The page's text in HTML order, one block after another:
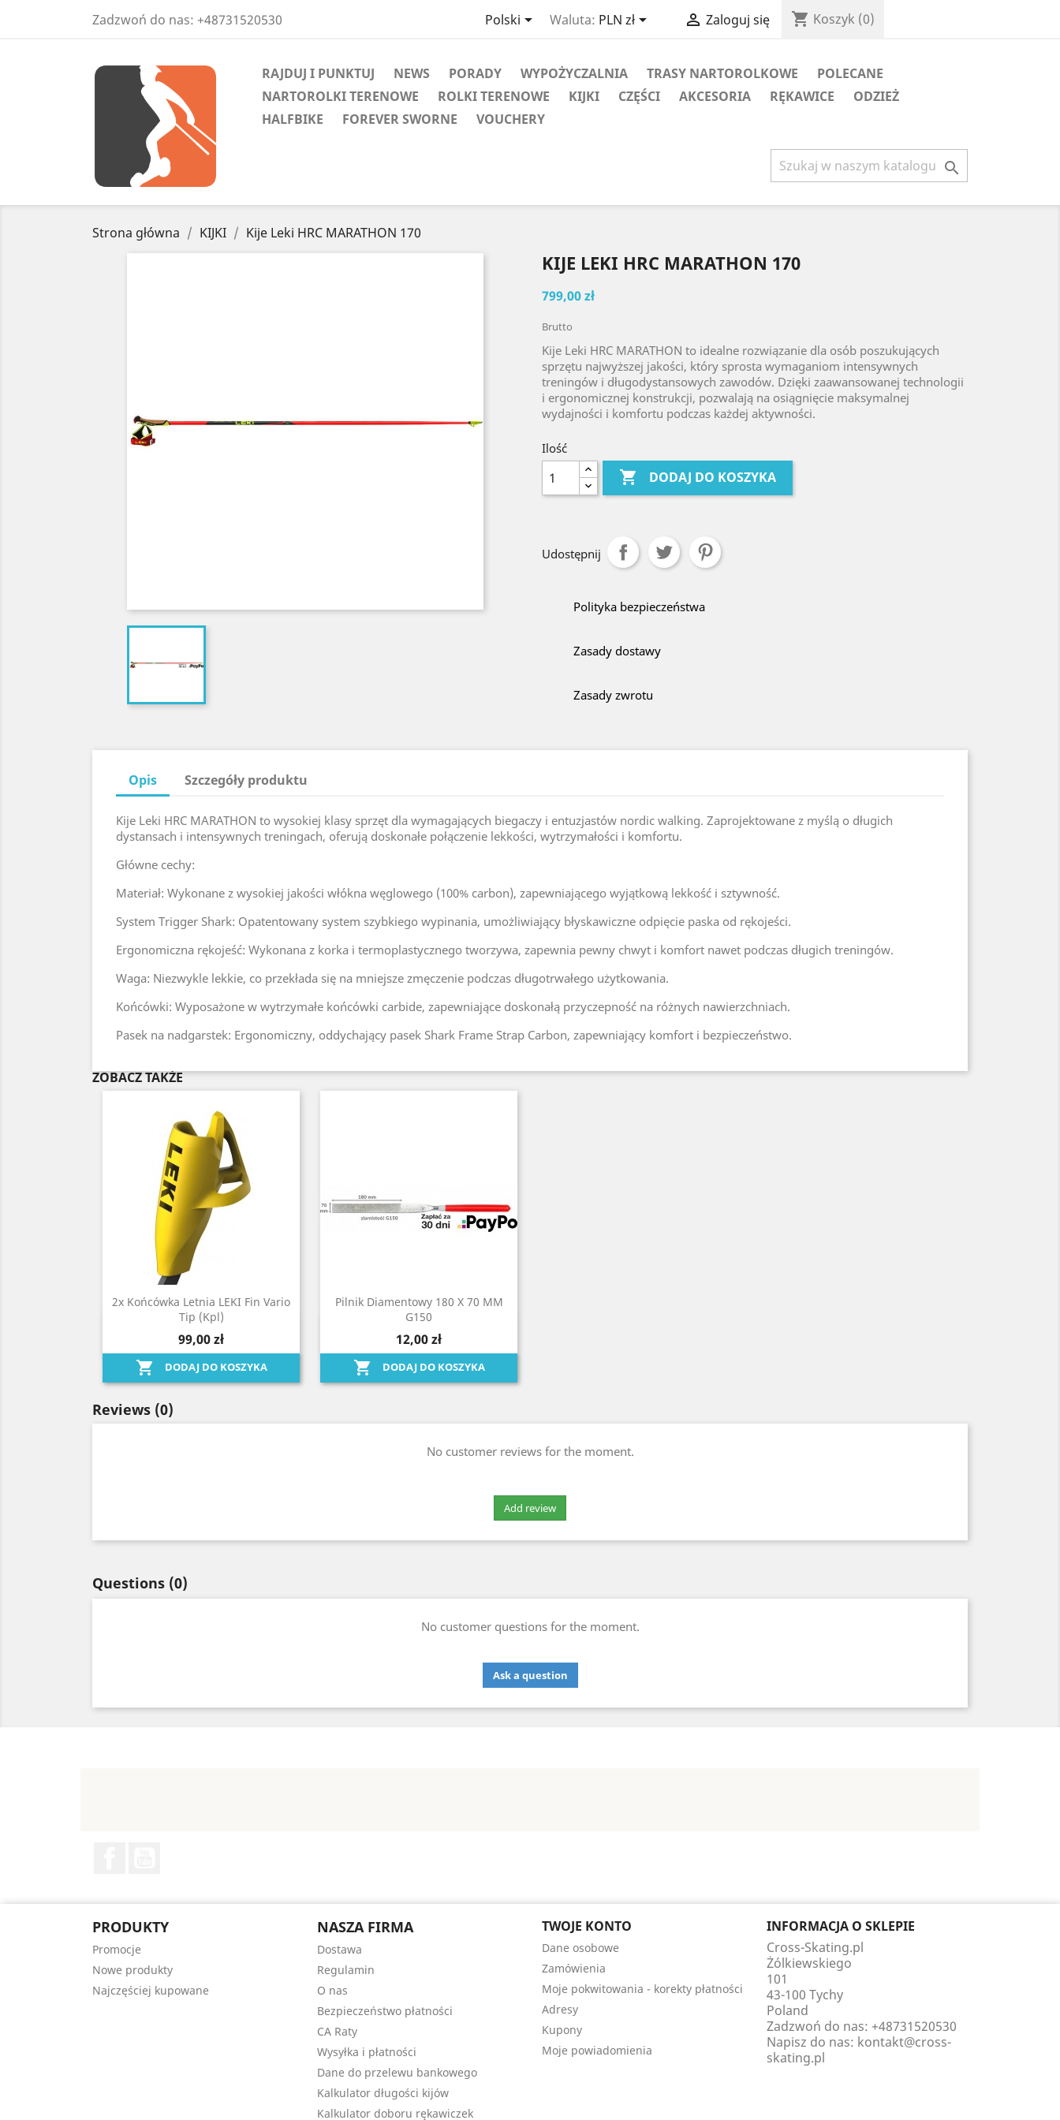
Zadzwoń do nas: +48731520530 Polski Waluta: PLN zł  Zaloguj się shopping_cart Koszyk (0)
RAJDUJ I PUNKTUJ NEWS PORADY WYPOŻYCZALNIA TRASY NARTOROLKOWE
POLECANE
NARTOROLKI TERENOWE
ROLKI TERENOWE KIJKI CZĘŚCI AKCESORIA RĘKAWICE
ODZIEŻ
HALFBIKE
FOREVER SWORNE VOUCHERY

Strona główna KIJKI Kije Leki HRC MARATHON 170
KIJE LEKI HRC MARATHON 170
799,00 zł
Brutto
Kije Leki HRC MARATHON to idealne rozwiązanie dla osób poszukujących
sprzętu najwyższej jakości, który sprosta wymaganiom intensywnych
treningów i długodystansowych zawodów. Dzięki zaawansowanej technologii
i ergonomicznej konstrukcji, pozwalają na osiągnięcie maksymalnej
wydajności i komfortu podczas każdej aktywności.
Ilość
 DODAJ DO KOSZYKA
Udostępnij
Polityka bezpieczeństwa
Zasady dostawy
Zasady zwrotu
Opis Szczegóły produktu
Kije Leki HRC MARATHON to wysokiej klasy sprzęt dla wymagających biegaczy i entuzjastów nordic walking. Zaprojektowane z myślą o długich
dystansach i intensywnych treningach, oferują doskonałe połączenie lekkości, wytrzymałości i komfortu.
Główne cechy:
Materiał: Wykonane z wysokiej jakości włókna węglowego (100% carbon), zapewniającego wyjątkową lekkość i sztywność.
System Trigger Shark: Opatentowany system szybkiego wypinania, umożliwiający błyskawiczne odpięcie paska od rękojeści.
Ergonomiczna rękojeść: Wykonana z korka i termoplastycznego tworzywa, zapewnia pewny chwyt i komfort nawet podczas długich treningów.
Waga: Niezwykle lekkie, co przekłada się na mniejsze zmęczenie podczas długotrwałego użytkowania.
Końcówki: Wyposażone w wytrzymałe końcówki carbide, zapewniające doskonałą przyczepność na różnych nawierzchniach.
Pasek na nadgarstek: Ergonomiczny, oddychający pasek Shark Frame Strap Carbon, zapewniający komfort i bezpieczeństwo.
ZOBACZ TAKŻE
2x Końcówka Letnia LEKI Fin Vario
Tip (kpl)
99,00 zł
 DODAJ DO KOSZYKA
Szybki podgląd
Pilnik Diamentowy 180 X 70 MM
G150
12,00 zł
 DODAJ DO KOSZYKA
Reviews (0)
No customer reviews for the moment.
Questions (0)
No customer questions for the moment.
Ask a question
PRODUKTY
Promocje
Nowe produkty
Najczęściej kupowane
NASZA FIRMA
Dostawa
Regulamin
O nas
Bezpieczeństwo płatności
CA Raty
Wysyłka i płatności
Dane do przelewu bankowego
Kalkulator długości kijów
Kalkulator doboru rękawiczek
TWOJE KONTO
Dane osobowe
Zamówienia
Moje pokwitowania - korekty płatności
Adresy
Kupony
Moje powiadomienia
INFORMACJA O SKLEPIE
Cross-Skating.pl
Żólkiewskiego
101
43-100 Tychy
Poland
Zadzwoń do nas: +48731520530
Napisz do nas: kontakt@cross-
skating.pl